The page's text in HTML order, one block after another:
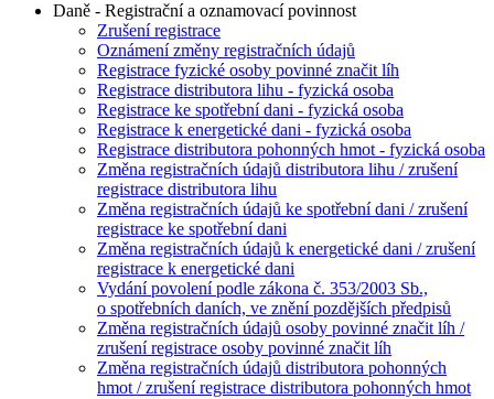
Daně - Registrační a oznamovací povinnost
Zrušení registrace
Oznámení změny registračních údajů
Registrace fyzické osoby povinné značit líh
Registrace distributora lihu - fyzická osoba
Registrace ke spotřební dani - fyzická osoba
Registrace k energetické dani - fyzická osoba
Registrace distributora pohonných hmot - fyzická osoba
Změna registračních údajů distributora lihu / zrušení
registrace distributora lihu
Změna registračních údajů ke spotřební dani / zrušení
registrace ke spotřební dani
Změna registračních údajů k energetické dani / zrušení
registrace k energetické dani
Vydání povolení podle zákona č. 353/2003 Sb.,
o spotřebních daních, ve znění pozdějších předpisů
Změna registračních údajů osoby povinné značit líh /
zrušení registrace osoby povinné značit líh
Změna registračních údajů distributora pohonných
hmot / zrušení registrace distributora pohonných hmot